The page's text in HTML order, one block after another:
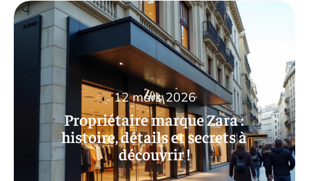
Propriétaire marque Zara :
histoire, détails et secrets à
découvrir !
12 mars 2026